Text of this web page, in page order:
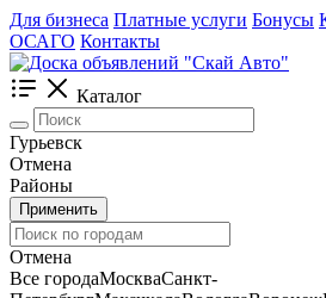
Для бизнеса Платные услуги Бонусы
ОСАГО Контакты
Каталог
Гурьевск
Отмена
Районы
Применить
Отмена
Все городаМоскваСанкт-